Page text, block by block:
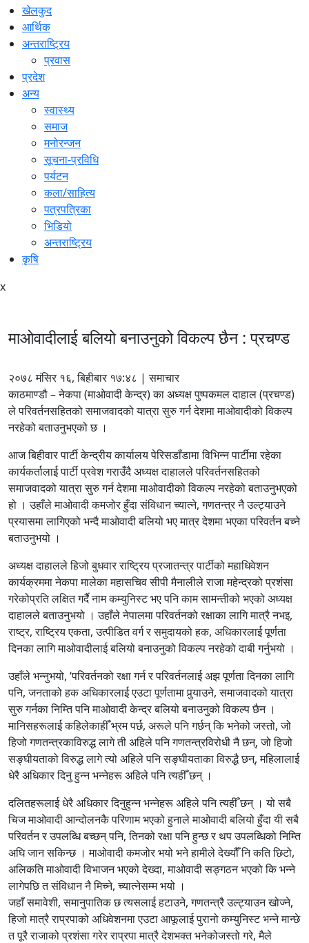
खेलकुद
आर्थिक
अन्तराष्ट्रिय
प्रवास
प्रदेश
अन्य
स्वास्थ्य
समाज
मनोरन्जन
सूचना-प्रविधि
पर्यटन
कला/साहित्य
पत्रपत्रिका
भिडियो
अन्तराष्ट्रिय
कृषि
x
माओवादीलाई बलियो बनाउनुको विकल्प छैन : प्रचण्ड
२०७८ मंसिर १६, बिहीबार १७:४८ | समाचार
काठमाण्डौ – नेकपा (माओवादी केन्द्र) का अध्यक्ष पुष्पकमल दाहाल (प्रचण्ड)
ले परिवर्तनसहितको समाजवादको यात्रा सुरु गर्न देशमा माओवादीको विकल्प
नरहेको बताउनुभएको छ ।
आज बिहीवार पार्टी केन्द्रीय कार्यालय पेरिसडाँडामा विभिन्न पार्टीमा रहेका
कार्यकर्तालाई पार्टी प्रवेश गराउँदै अध्यक्ष दाहालले परिवर्तनसहितको
समाजवादको यात्रा सुरु गर्न देशमा माओवादीको विकल्प नरहेको बताउनुभएको
हो । उहाँले माओवादी कमजोर हुँदा संविधान च्यात्ने, गणतन्त्र नै उल्ट्याउने
प्रयासमा लागिएको भन्दै माओवादी बलियो भए मात्र देशमा भएका परिवर्तन बच्ने
बताउनुभयो ।
अध्यक्ष दाहालले हिजो बुधवार राष्ट्रिय प्रजातन्त्र पार्टीको महाधिवेशन
कार्यक्रममा नेकपा मालेका महासचिव सीपी मैनालीले राजा महेन्द्रको प्रशंसा
गरेकोप्रति लक्षित गर्दै नाम कम्युनिस्ट भए पनि काम सामन्तीको भएको अध्यक्ष
दाहालले बताउनुभयो । उहाँले नेपालमा परिवर्तनको रक्षाका लागि मात्रै नभइ,
राष्ट्र, राष्ट्रिय एकता, उत्पीडित वर्ग र समुदायको हक, अधिकारलाई पूर्णता
दिनका लागि माओवादीलाई बलियो बनाउनुको विकल्प नरहेको दाबी गर्नुभयो ।
उहाँले भन्नुभयो, ‘परिवर्तनको रक्षा गर्न र परिवर्तनलाई अझ पूर्णता दिनका लागि
पनि, जनताको हक अधिकारलाई एउटा पूर्णतामा पुर्‍याउने, समाजवादको यात्रा
सुरु गर्नका निम्ति पनि माओवादी केन्द्र बलियो बनाउनुको विकल्प छैन ।
मानिसहरूलाई कहिलेकाहीँ भ्रम पर्छ, अरूले पनि गर्छन् कि भनेको जस्तो, जो
हिजो गणतन्त्रकाविरुद्ध लागे ती अहिले पनि गणतन्त्रविरोधी नै छन्, जो हिजो
सङ्घीयताको विरुद्ध लागे त्यो अहिले पनि सङ्घीयताका विरुद्धै छन्, महिलालाई
धेरै अधिकार दिनु हुन्न भन्नेहरू अहिले पनि त्यहीँ छन् ।
दलितहरूलाई धेरै अधिकार दिनुहुन्न भन्नेहरू अहिले पनि त्यहीँ छन् । यो सबै
चिज माओवादी आन्दोलनकै परिणाम भएको हुनाले माओवादी बलियो हुँदा यी सबै
परिवर्तन र उपलब्धि बच्छन् पनि, तिनको रक्षा पनि हुन्छ र थप उपलब्धिको निम्ति
अघि जान सकिन्छ । माओवादी कमजोर भयो भने हामीले देख्यौँ नि कति छिटो,
अलिकति माओवादी विभाजन भएको देख्दा, माओवादी सङ्गठन भएको कि भन्ने
लागेपछि त संविधान नै मिच्ने, च्यात्नेसम्म भयो ।
जहाँ समावेशी, समानुपातिक छ त्यसलाई हटाउने, गणतन्त्रै उल्ट्याउन खोज्ने,
हिजो मात्रै राप्रपाको अधिवेशनमा एउटा आफूलाई पुरानो कम्युनिस्ट भन्ने मान्छे
त पूरै राजाको प्रशंसा गरेर राप्रपा मात्रै देशभक्त भनेकोजस्तो गरे, मैले